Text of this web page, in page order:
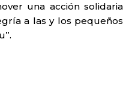
una acción solidaria
a las y los pequeños